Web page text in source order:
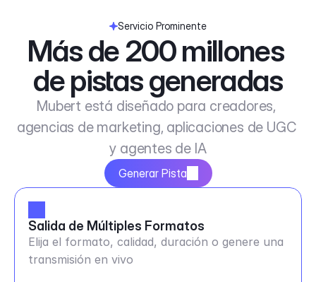
Servicio Prominente
Más de 200 millones
de pistas generadas
Mubert está diseñado para creadores,
agencias de marketing, aplicaciones de UGC
y agentes de IA
Generar Pista
Salida de Múltiples Formatos
Elija el formato, calidad, duración o genere una
transmisión en vivo